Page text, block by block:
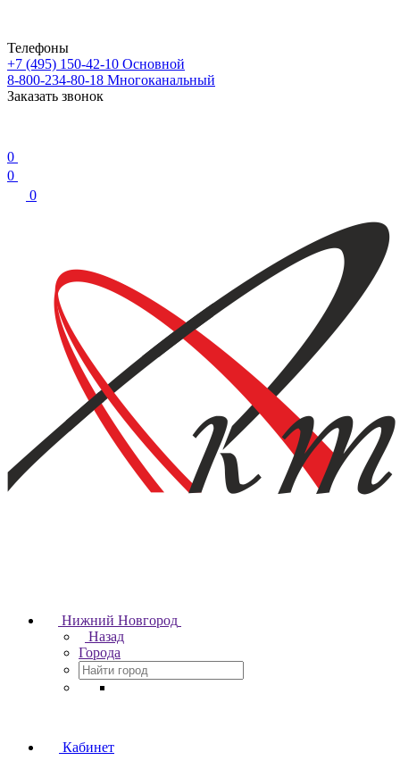
Телефоны
+7 (495) 150-42-10 Основной
8-800-234-80-18 Многоканальный
Заказать звонок
0
0
0
Нижний Новгород
Назад
Города
Кабинет